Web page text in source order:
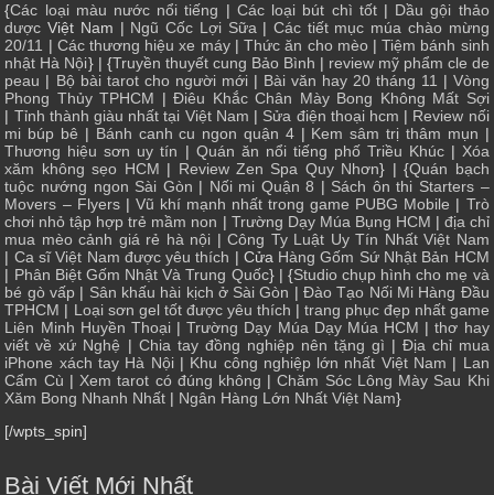
{Các loại màu nước nổi tiếng | Các loại bút chì tốt| Dầu gội thảo
dược Việt Nam | Ngũ Cốc Lợi Sữa | Các tiết mục múa chào mừng
20/11 | Các thương hiệu xe máy|Thức ăn cho mèo|Tiệm bánh sinh
nhật Hà Nội} | {Truyền thuyết cung Bảo Bình | review mỹ phẩm cle de
peau | Bộ bài tarot cho người mới| Bài văn hay 20 tháng 11 | Vòng
Phong Thủy TPHCM |Điêu Khắc Chân Mày Bong Không Mất Sợi
| Tỉnh thành giàu nhất tại Việt Nam | Sửa điện thoại hcm | Review nối
mi búp bê | Bánh canh cu ngon quận 4| Kem sâm trị thâm mụn |
Thương hiệu sơn uy tín | Quán ăn nổi tiếng phố Triều Khúc| Xóa
xăm không sẹo HCM | Review Zen Spa Quy Nhơn} | {Quán bạch
tuộc nướng ngon Sài Gòn | Nối mi Quận 8 | Sách ôn thi Starters –
Movers – Flyers| Vũ khí mạnh nhất trong game PUBG Mobile | Trò
chơi nhỏ tập hợp trẻ mầm non | Trường Dạy Múa Bụng HCM | địa chỉ
mua mèo cảnh giá rẻ hà nội |Công Ty Luật Uy Tín Nhất Việt Nam
| Ca sĩ Việt Nam được yêu thích | Cửa Hàng Gốm Sứ Nhật Bản HCM
| Phân Biệt Gốm Nhật Và Trung Quốc} | {Studio chụp hình cho mẹ và
bé gò vấp | Sân khấu hài kịch ở Sài Gòn |Đào Tạo Nối Mi Hàng Đầu
TPHCM | Loại sơn gel tốt được yêu thích | trang phục đẹp nhất game
Liên Minh Huyền Thoại|Trường Dạy Múa Dạy Múa HCM |thơ hay
viết về xứ Nghệ | Chia tay đồng nghiệp nên tặng gì | Địa chỉ mua
iPhone xách tay Hà Nội| Khu công nghiệp lớn nhất Việt Nam | Lan
Cẩm Cù | Xem tarot có đúng không |Chăm Sóc Lông Mày Sau Khi
Xăm Bong Nhanh Nhất | Ngân Hàng Lớn Nhất Việt Nam}
[/wpts_spin]
Bài Viết Mới Nhất